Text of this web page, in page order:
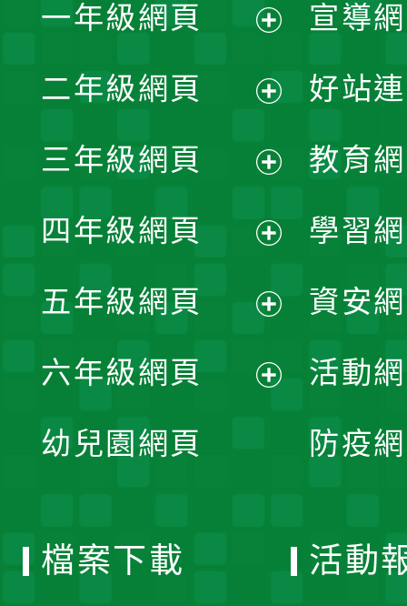
一年級網頁
開
選
單
二年級網頁
開
選
單
三年級網頁
開
選
單
四年級網頁
開
選
五年級網頁
開
六年級網頁
幼兒園網頁
宣導
好站
教育
學習
資安
活動
防疫
檔案下載 活動